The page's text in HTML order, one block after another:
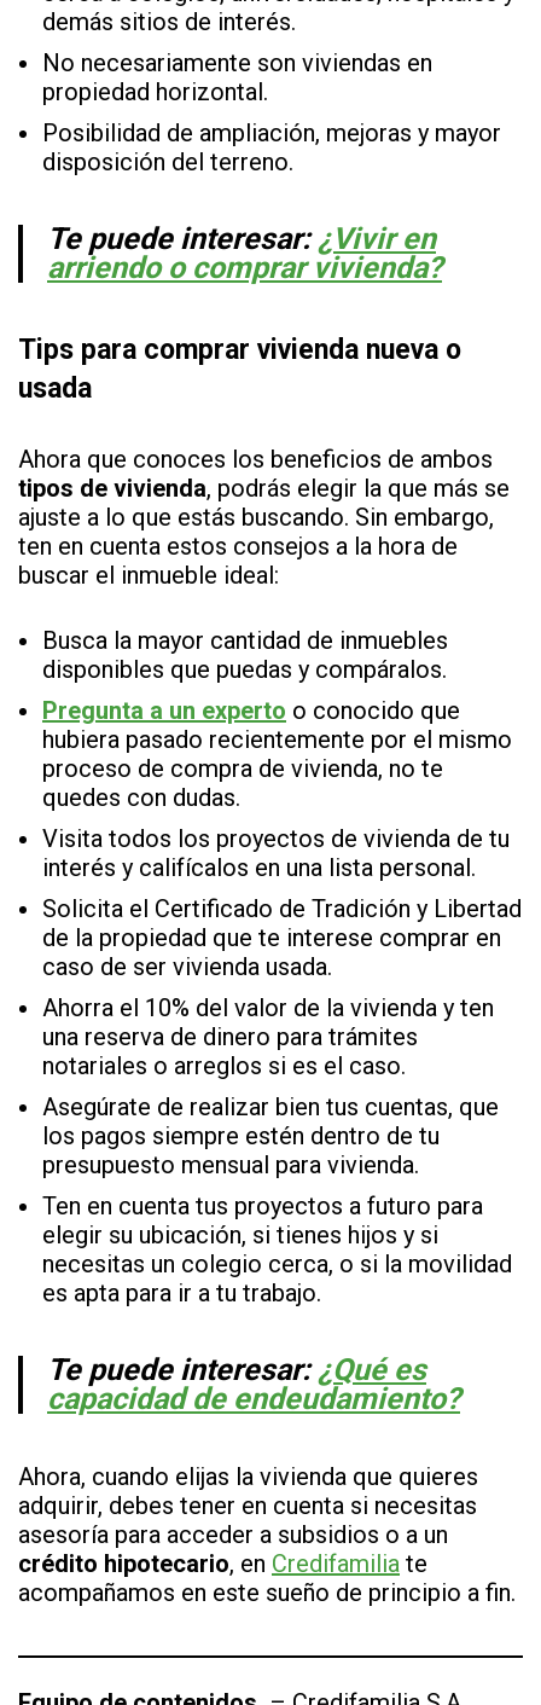
demás sitios de interés.
No necesariamente son viviendas en
propiedad horizontal.
Posibilidad de ampliación, mejoras y mayor
disposición del terreno.
Te puede interesar:¿Vivir en
arriendo o comprar vivienda?
Tips para comprar vivienda nueva o
usada
Ahora que conoces los beneficios de ambos
tipos de vivienda, podrás elegir la que más se
ajuste a lo que estás buscando. Sin embargo,
ten en cuenta estos consejos a la hora de
buscar el inmueble ideal:
Busca la mayor cantidad de inmuebles
disponibles que puedas y compáralos.
Pregunta a un experto o conocido que
hubiera pasado recientemente por el mismo
proceso de compra de vivienda, no te
quedes con dudas.
Visita todos los proyectos de vivienda de tu
interés y califícalos en una lista personal.
Solicita el Certificado de Tradición y Libertad
de la propiedad que te interese comprar en
caso de ser vivienda usada.
Ahorra el 10% del valor de la vivienda y ten
una reserva de dinero para trámites
notariales o arreglos si es el caso.
Asegúrate de realizar bien tus cuentas, que
los pagos siempre estén dentro de tu
presupuesto mensual para vivienda.
Ten en cuenta tus proyectos a futuro para
elegir su ubicación, si tienes hijos y si
necesitas un colegio cerca, o si la movilidad
es apta para ir a tu trabajo.
Te puede interesar:¿Qué es
capacidad de endeudamiento?
Ahora, cuando elijas la vivienda que quieres
adquirir, debes tener en cuenta si necesitas
asesoría para acceder a subsidios o a un
crédito hipotecario, en Credifamilia te
acompañamos en este sueño de principio a fin.